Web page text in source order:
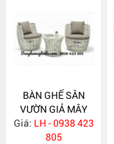
BÀN GHẾ SÂN
VƯỜN GIẢ MÂY
NH279
Giá: LH - 0938 423
805